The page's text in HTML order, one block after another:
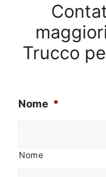
Trucco
Nome *
Nome